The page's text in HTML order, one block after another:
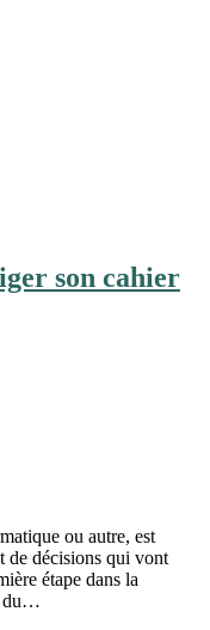
son cahier
ou autre, est
de décisions qui vont
étape dans la
…